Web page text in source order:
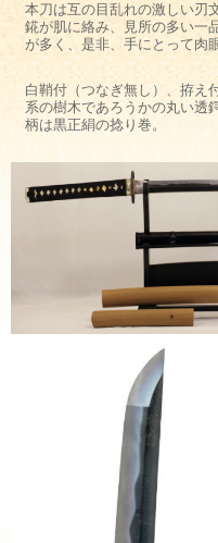
本刀は互の目乱れの激しい刃
錵が肌に絡み、見所の多い一
が多く、是非、手にとって肉
白鞘付（つなぎ無し）、拵え
系の樹木であろうかの丸い透
柄は黒正絹の捻り巻。